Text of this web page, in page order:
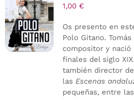
1,00 €
Os presento en
Polo Gitano.
compositor y nació
finales del siglo
también director
las Escenas
pequeñas, entre